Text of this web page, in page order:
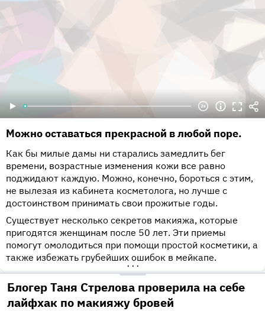
Можно оставаться прекрасной в любой поре.
Как бы милые дамы ни старались замедлить бег
времени, возрастные изменения кожи все равно
поджидают каждую. Можно, конечно, бороться с этим,
не вылезая из кабинета косметолога, но лучше с
достоинством принимать свои прожитые годы.
Существует несколько секретов макияжа, которые
пригодятся женщинам после 50 лет. Эти приемы
помогут омолодиться при помощи простой косметики, а
также избежать грубейших ошибок в мейкапе.
•••
Блогер Таня Стрелова проверила на себе
лайфхак по макияжу бровей